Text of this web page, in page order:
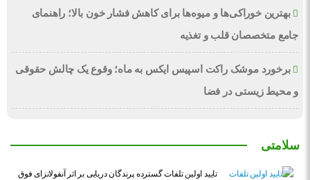
بهترین خوراکی‌ها و میوه‌ها برای کاهش فشار خون بالا؛ راهنمای
جامع متخصصان قلب و تغذیه
برخورد موشک راکت اسپیس ایکس به ماه؛ وقوع یک چالش حقوقی
و محیط زیستی در فضا
سلامتی
تایید اولین تلفات گسترده پرندگان دریایی بر اثر آنفولانزای فوق